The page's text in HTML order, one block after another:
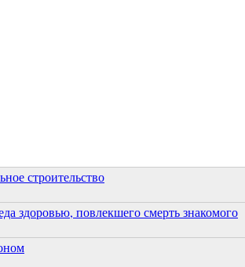
строительство
здоровью, повлекшего смерть знакомого